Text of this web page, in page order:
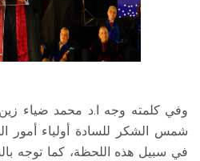
وفي كلمته وجه ا.د محمد ضياء
شمس الشكر للسادة أولياء أمور
في سبيل هذه اللحظة، كما توجه